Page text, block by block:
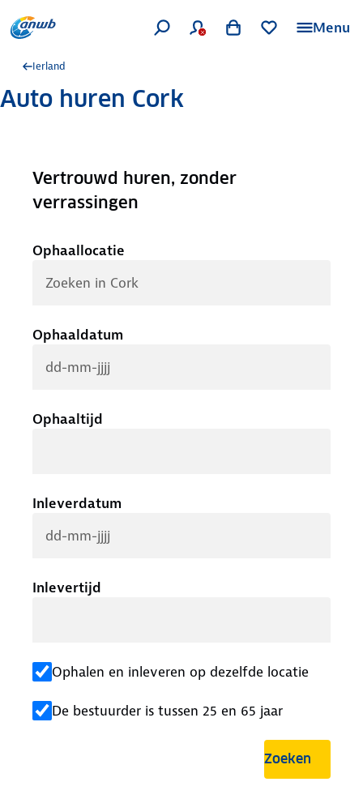
Menu
Ierland
Auto huren Cork
Vertrouwd huren, zonder
verrassingen
Ophaallocatie
Ophaaldatum
Ophaaltijd
Inleverdatum
Inlevertijd
Ophalen en inleveren op dezelfde locatie
De bestuurder is tussen 25 en 65 jaar
Zoeken